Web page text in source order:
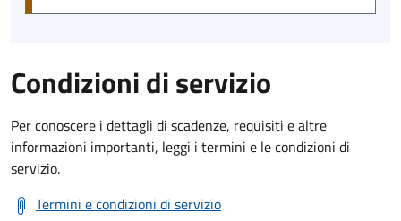
Condizioni di servizio
Per conoscere i dettagli di scadenze, requisiti e altre
informazioni importanti, leggi i termini e le condizioni di
servizio.
Termini e condizioni di servizio